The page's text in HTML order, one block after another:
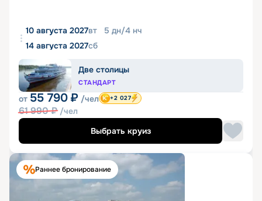
10 августа 2027вт 5 дн/4 нч
14 августа 2027сб
Две столицы
СТАНДАРТ
от 55 790 ₽ /чел
61 990₽ /чел
+2 027
Выбрать круиз
Раннее бронирование